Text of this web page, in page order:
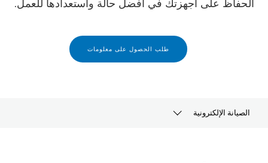
الحفاظ على أجهزتك في أفضل حالة واستعدادها للعمل.
طلب الحصول على معلومات
الصيانة الإلكترونية